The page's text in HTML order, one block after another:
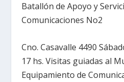
Batallón de Apoyo y
Comunicaciones No2
Cno. Casavalle 4490
17 hs. Visitas guiadas al
Equipamiento de